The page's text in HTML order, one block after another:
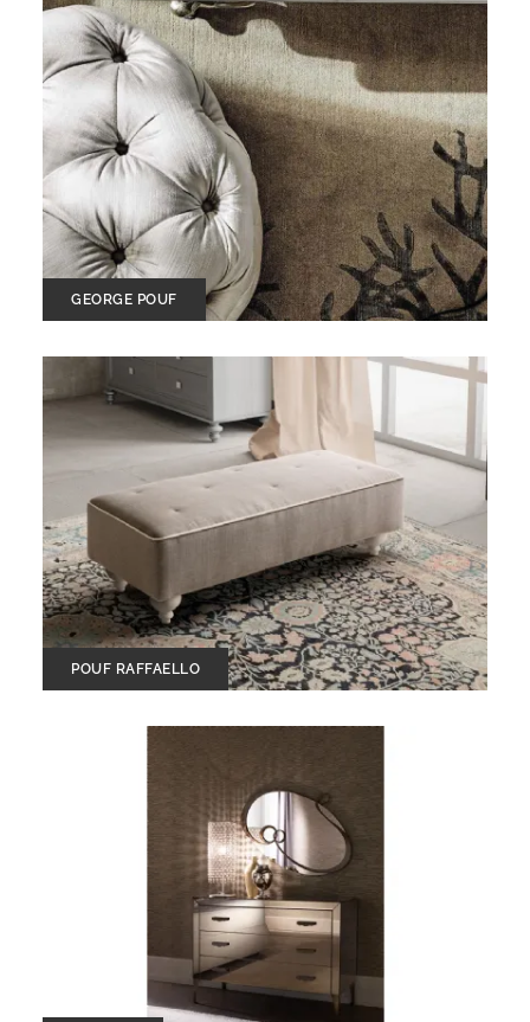
GEORGE POUF
POUF RAFFAELLO